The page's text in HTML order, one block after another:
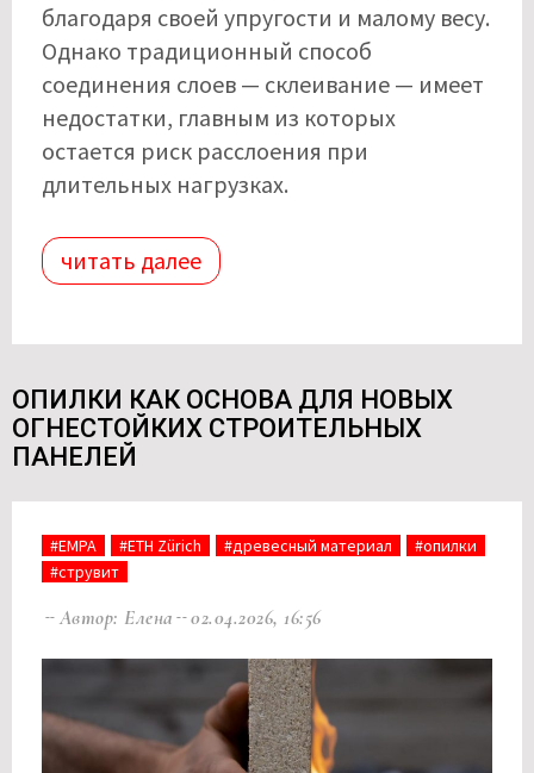
благодаря своей упругости и малому весу.
Однако традиционный способ
соединения слоев — склеивание — имеет
недостатки, главным из которых
остается риск расслоения при
длительных нагрузках.
читать далее
ОПИЛКИ КАК ОСНОВА ДЛЯ НОВЫХ
ОГНЕСТОЙКИХ СТРОИТЕЛЬНЫХ
ПАНЕЛЕЙ
#EMPA #ETH Zürich #древесный материал
#опилки
#струвит
Автор: Елена 02.04.2026, 16:56